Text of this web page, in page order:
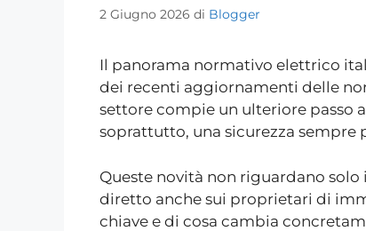
2 Giugno 2026 di Blogger
Il panorama normativo elettrico
dei recenti aggiornamenti delle
settore compie un ulteriore passo
soprattutto, una sicurezza sempre
Queste novità non riguardano
diretto anche sui proprietari di
chiave e di cosa cambia